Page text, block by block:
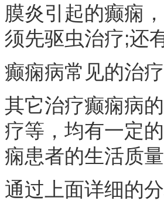
膜炎引起的癫痫
须先驱虫治疗;还
癫痫病常见的治
其它治疗癫痫病
疗等，均有一定
痫患者的生活质量
通过上面详细的